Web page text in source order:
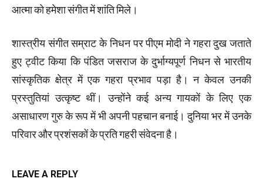
आत्मा को हमेशा संगीत में शांति मिले।
शास्त्रीय संगीत सम्राट के निधन पर पीएम मोदी ने गहरा दुख जताते
हुए ट्वीट किया कि पंडित जसराज के दुर्भाग्यपूर्ण निधन से भारतीय
सांस्कृतिक क्षेत्र में एक गहरा प्रभाव पड़ा है। न केवल उनकी
प्रस्तुतियां उत्कृष्ट थीं। उन्होंने कई अन्य गायकों के लिए एक
असाधारण गुरु के रूप में भी अपनी पहचान बनाई। दुनिया भर में उनके
परिवार और प्रशंसकों के प्रति गहरी संवेदना है।
LEAVE A REPLY